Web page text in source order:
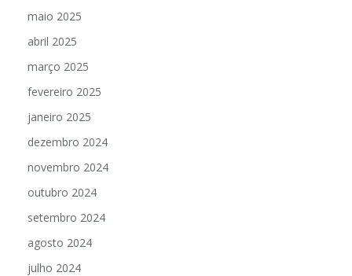
maio 2025
abril 2025
março 2025
fevereiro 2025
janeiro 2025
dezembro 2024
novembro 2024
outubro 2024
setembro 2024
agosto 2024
julho 2024